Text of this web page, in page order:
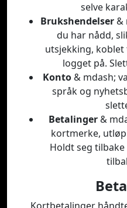
selve
Brukshendelser&
du har nådd,
utsjekking,
logget på.
Konto& mdash;
språk og
Betalinger&
kortmerke,
Holdt seg